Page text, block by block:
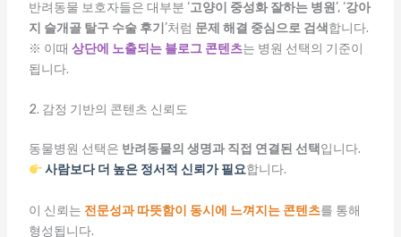
반려동물 보호자들은 대부분 ‘고양이 중성화 잘하는 병원’, ‘강아
지 슬개골 탈구 수술 후기 ’처럼 문제 해결 중심으로 검색 합니다.
※ 이때 상단에 노출되는 블로그 콘텐츠는 병원 선택의 기준이
됩니다.
2. 감정 기반의 콘텐츠 신뢰도
동물병원 선택은 반려동물의 생명과 직접 연결된 선택 입니다.
사람보다 더 높은 정서적 신뢰가 필요합니다.
이 신뢰는 전문성과 따뜻함이 동시에 느껴지는 콘텐츠를 통해
형성됩니다.